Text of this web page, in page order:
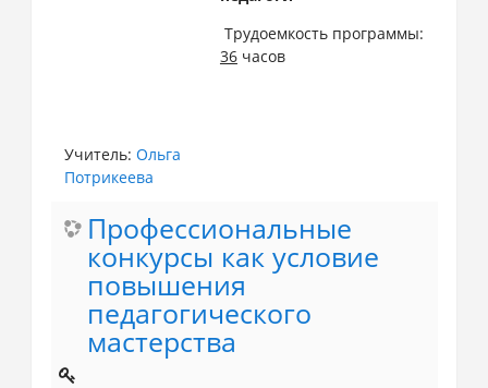
Трудоемкость программы:
36часов
Учитель: Ольга
Потрикеева
Профессиональные
конкурсы как условие
повышения
педагогического
мастерства